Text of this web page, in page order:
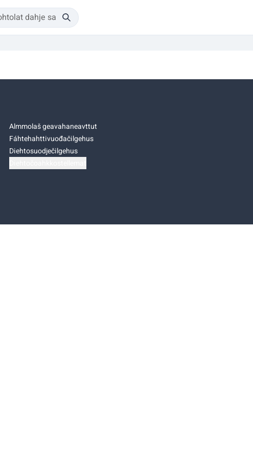
Almmolaš geavahaneavttut
Fáhtehahttivuođačilgehus
Diehtosuodječilgehus